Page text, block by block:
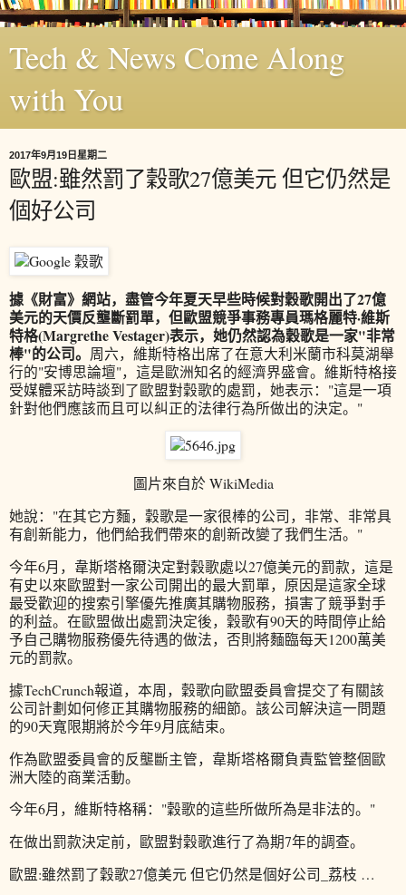
Tech & News Come Along
with You
2017年9月19日星期二
歐盟:雖然罰了穀歌27億美元 但它仍然是
個好公司
據《財富》網站，盡管今年夏天早些時候對穀歌開出了27億
美元的天價反壟斷罰單，但歐盟競爭事務專員瑪格麗特·維斯
特格(Margrethe Vestager)表示，她仍然認為穀歌是一家"非常
棒"的公司。 周六，維斯特格出席了在意大利米蘭市科莫湖舉
行的"安博思論壇"，這是歐洲知名的經濟界盛會。維斯特格接
受媒體采訪時談到了歐盟對穀歌的處罰，她表示："這是一項
針對他們應該而且可以糾正的法律行為所做出的決定。"
圖片來自於 WikiMedia
她說："在其它方麵，穀歌是一家很棒的公司，非常、非常具
有創新能力，他們給我們帶來的創新改變了我們生活。"
今年6月，韋斯塔格爾決定對穀歌處以27億美元的罰款，這是
有史以來歐盟對一家公司開出的最大罰單，原因是這家全球
最受歡迎的搜索引擎優先推廣其購物服務，損害了競爭對手
的利益。在歐盟做出處罰決定後，穀歌有90天的時間停止給
予自己購物服務優先待遇的做法，否則將麵臨每天1200萬美
元的罰款。
據TechCrunch報道，本周，穀歌向歐盟委員會提交了有關該
公司計劃如何修正其購物服務的細節。該公司解決這一問題
的90天寬限期將於今年9月底結束。
作為歐盟委員會的反壟斷主管，韋斯塔格爾負責監管整個歐
洲大陸的商業活動。
今年6月，維斯特格稱："穀歌的這些所做所為是非法的。"
在做出罰款決定前，歐盟對穀歌進行了為期7年的調查。
歐盟:雖然罰了穀歌27億美元 但它仍然是個好公司_荔枝 …